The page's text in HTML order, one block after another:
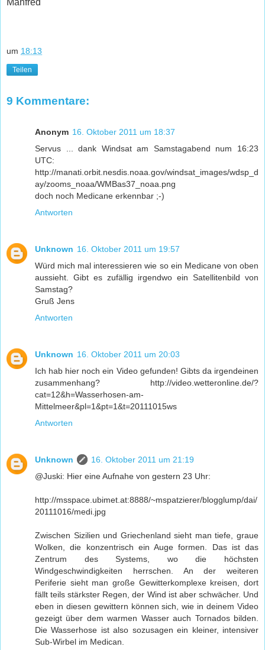
um 18:13
Teilen
9 Kommentare:
Anonym 16. Oktober 2011 um 18:37
Servus ... dank Windsat am Samstagabend num 16:23
UTC:
http://manati.orbit.nesdis.noaa.gov/windsat_images/wdsp_d
ay/zooms_noaa/WMBas37_noaa.png
doch noch Medicane erkennbar ;-)
Antworten
Unknown 16. Oktober 2011 um 19:57
Würd mich mal interessieren wie so ein Medicane von oben
aussieht. Gibt es zufällig irgendwo ein Satellitenbild von
Samstag?
Gruß Jens
Antworten
Unknown 16. Oktober 2011 um 20:03
Ich hab hier noch ein Video gefunden! Gibts da irgendeinen
zusammenhang? http://video.wetteronline.de/?
cat=12&h=Wasserhosen-am-
Mittelmeer&pl=1&pt=1&t=20111015ws
Antworten
Unknown
16. Oktober 2011 um 21:19
@Juski: Hier eine Aufnahe von gestern 23 Uhr:
http://msspace.ubimet.at:8888/~mspatzierer/blogglump/dai/
20111016/medi.jpg
Zwischen Sizilien und Griechenland sieht man tiefe, graue
Wolken, die konzentrisch ein Auge formen. Das ist das
Zentrum des Systems, wo die höchsten
Windgeschwindigkeiten herrschen. An der weiteren
Periferie sieht man große Gewitterkomplexe kreisen, dort
fällt teils stärkster Regen, der Wind ist aber schwächer. Und
eben in diesen gewittern können sich, wie in deinem Video
gezeigt über dem warmen Wasser auch Tornados bilden.
Die Wasserhose ist also sozusagen ein kleiner, intensiver
Sub-Wirbel im Medican.